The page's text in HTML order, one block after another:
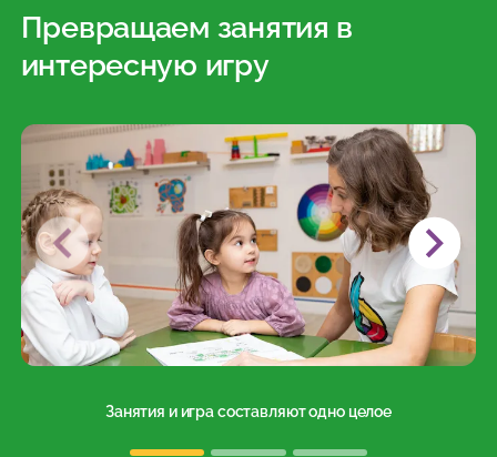
Превращаем занятия в
интересную игру
Занятия и игра составляют одно целое